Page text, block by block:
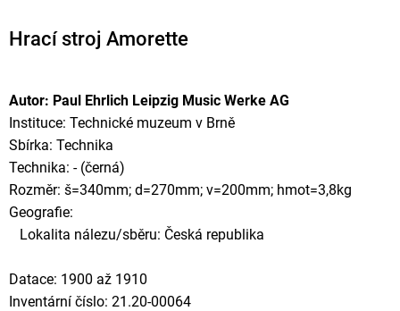
Hrací stroj Amorette
Autor: Paul Ehrlich Leipzig Music Werke AG
Instituce: Technické muzeum v Brně
Sbírka: Technika
Technika: - (černá)
Rozměr: š=340mm; d=270mm; v=200mm; hmot=3,8kg
Geografie:
Lokalita nálezu/sběru: Česká republika
Datace: 1900 až 1910
Inventární číslo: 21.20-00064